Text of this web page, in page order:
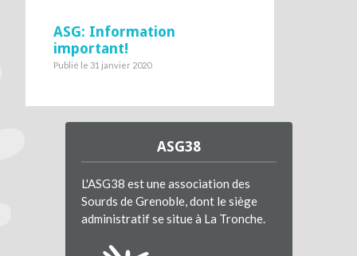
ASG: Information
important!
Publié le 31 janvier 2020
ASG38
L'ASG38 est une association des
Sourds de Grenoble, dont le siège
administratif se situe à La Tronche.